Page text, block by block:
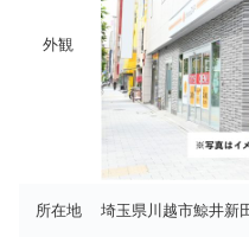
外観
所在地 埼玉県川越市鯨井